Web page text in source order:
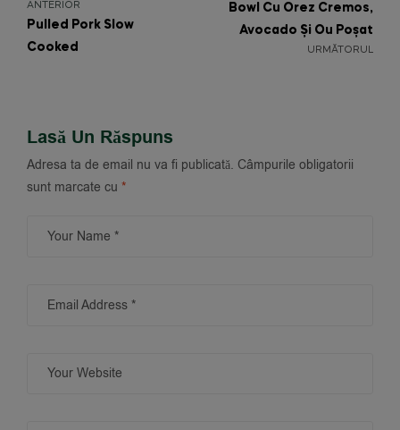
ANTERIOR
Pulled Pork Slow
Cooked
URMĂTORUL
Bowl Cu Orez Cremos,
Avocado Și Ou Poșat
Lasă Un Răspuns
Adresa ta de email nu va fi publicată. Câmpurile obligatorii
sunt marcate cu *